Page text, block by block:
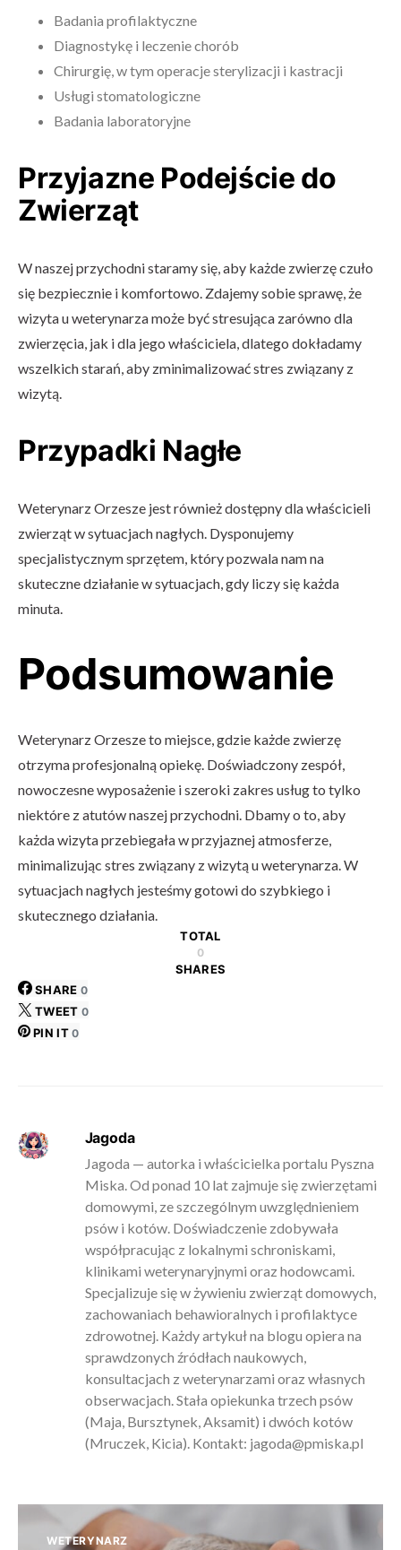
Badania profilaktyczne
Diagnostykę i leczenie chorób
Chirurgię, w tym operacje sterylizacji i kastracji
Usługi stomatologiczne
Badania laboratoryjne
Przyjazne Podejście do
Zwierząt
W naszej przychodni staramy się, aby każde zwierzę czuło
się bezpiecznie i komfortowo. Zdajemy sobie sprawę, że
wizyta u weterynarza może być stresująca zarówno dla
zwierzęcia, jak i dla jego właściciela, dlatego dokładamy
wszelkich starań, aby zminimalizować stres związany z
wizytą.
Przypadki Nagłe
Weterynarz Orzesze jest również dostępny dla właścicieli
zwierząt w sytuacjach nagłych. Dysponujemy
specjalistycznym sprzętem, który pozwala nam na
skuteczne działanie w sytuacjach, gdy liczy się każda
minuta.
Podsumowanie
Weterynarz Orzesze to miejsce, gdzie każde zwierzę
otrzyma profesjonalną opiekę. Doświadczony zespół,
nowoczesne wyposażenie i szeroki zakres usług to tylko
niektóre z atutów naszej przychodni. Dbamy o to, aby
każda wizyta przebiegała w przyjaznej atmosferze,
minimalizując stres związany z wizytą u weterynarza. W
sytuacjach nagłych jesteśmy gotowi do szybkiego i
skutecznego działania.
TOTAL
0
SHARES
SHARE 0
TWEET 0
PIN IT 0
Jagoda
Jagoda — autorka i właścicielka portalu Pyszna
Miska. Od ponad 10 lat zajmuje się zwierzętami
domowymi, ze szczególnym uwzględnieniem
psów i kotów. Doświadczenie zdobywała
współpracując z lokalnymi schroniskami,
klinikami weterynaryjnymi oraz hodowcami.
Specjalizuje się w żywieniu zwierząt domowych,
zachowaniach behawioralnych i profilaktyce
zdrowotnej. Każdy artykuł na blogu opiera na
sprawdzonych źródłach naukowych,
konsultacjach z weterynarzami oraz własnych
obserwacjach. Stała opiekunka trzech psów
(Maja, Bursztynek, Aksamit) i dwóch kotów
(Mruczek, Kicia). Kontakt: jagoda@pmiska.pl
WETERYNARZ